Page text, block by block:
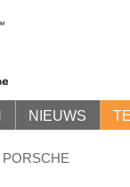
NIEUWS
PORSCHE